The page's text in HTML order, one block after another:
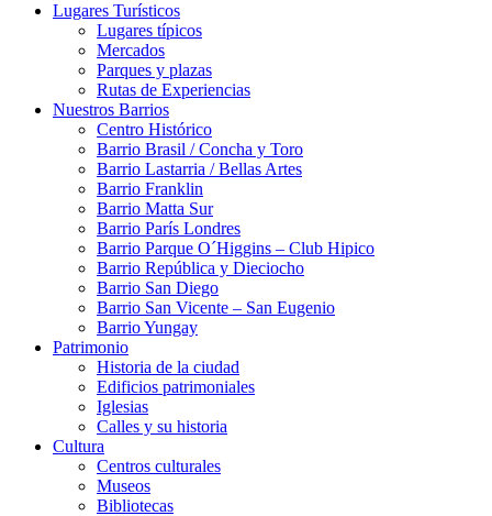
Lugares Turísticos
Lugares tí­picos
Mercados
Parques y plazas
Rutas de Experiencias
Nuestros Barrios
Centro Histórico
Barrio Brasil / Concha y Toro
Barrio Lastarria / Bellas Artes
Barrio Franklin
Barrio Matta Sur
Barrio Parí­s Londres
Barrio Parque O´Higgins – Club Hipico
Barrio República y Dieciocho
Barrio San Diego
Barrio San Vicente – San Eugenio
Barrio Yungay
Patrimonio
Historia de la ciudad
Edificios patrimoniales
Iglesias
Calles y su historia
Cultura
Centros culturales
Museos
Bibliotecas